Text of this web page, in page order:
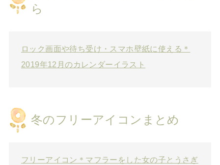
ら
ロック画面や待ち受け・スマホ壁紙に使える＊
2019年12月のカレンダーイラスト
冬のフリーアイコンまとめ
フリーアイコン＊マフラーをした女の子とうさぎ